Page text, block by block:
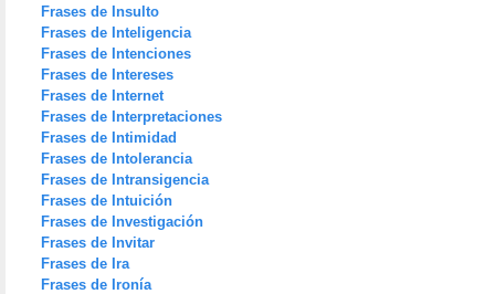
Frases de Insulto
Frases de Inteligencia
Frases de Intenciones
Frases de Intereses
Frases de Internet
Frases de Interpretaciones
Frases de Intimidad
Frases de Intolerancia
Frases de Intransigencia
Frases de Intuición
Frases de Investigación
Frases de Invitar
Frases de Ira
Frases de Ironía